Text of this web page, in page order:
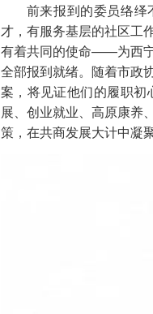
前来报到的委员络绎
才，有服务基层的社区工
有着共同的使命——为西
全部报到就绪。随着市政
案，将见证他们的履职
展、创业就业、高原康养
策，在共商发展大计中凝